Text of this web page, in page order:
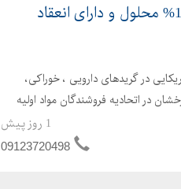
اسید تانیک دارویی و آرایشی آرژانتینی 100% محلول و دارای انعقاد
در گریدهای دارویی ، خوراکی،
در اتحادیه فروشندگان مواد اولیه
1 روز پیش
09123720498